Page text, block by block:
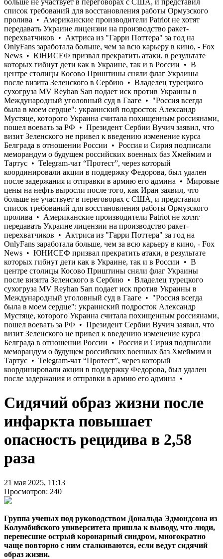
Сидячий образ жизни после
инфаркта повышает
опасность рецидива в 2,58
раза
21 мая 2025, 11:13
Просмотров: 240
Группа ученых под руководством Дональда Эдмондсона из
Колумбийского университета пришла к выводу, что люди,
перенесшие острый коронарный синдром, многократно
чаще повторно с ним сталкиваются, если ведут сидячий
образ жизни.